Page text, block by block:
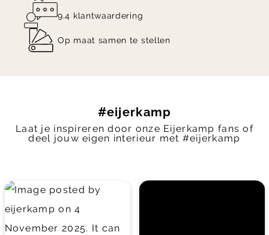
9.4 klantwaardering
Op maat samen te stellen
#eijerkamp
Laat je inspireren door onze Eijerkamp fans of
deel jouw eigen interieur met #eijerkamp